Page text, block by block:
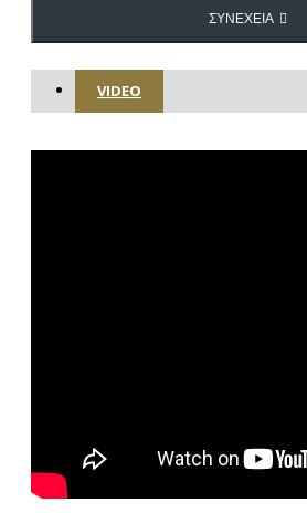
ΣΥΝΈΧΕΙΑ
VIDEO